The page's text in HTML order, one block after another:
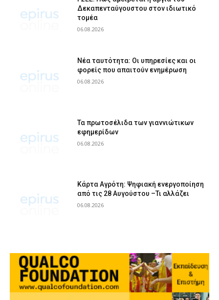
Δεκαπενταύγουστου στον ιδιωτικό
τομέα
06.08.2026
Νέα ταυτότητα: Οι υπηρεσίες και οι
φορείς που απαιτούν ενημέρωση
06.08.2026
Τα πρωτοσέλιδα των γιαννιώτικων
εφημερίδων
06.08.2026
Κάρτα Αγρότη: Ψηφιακή ενεργοποίηση
από τις 28 Αυγούστου –Τι αλλάζει
06.08.2026